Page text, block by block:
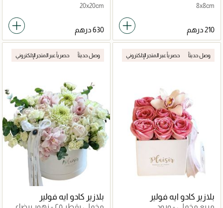
8x8cm
20x20cm
وصل حديثاً حصرياً عبر المتجر الإلكتروني
بلازير كادو ايه فولير
وصل حديثاً حصرياً عبر المتجر الإلكتروني
بلازير كادو ايه فولير